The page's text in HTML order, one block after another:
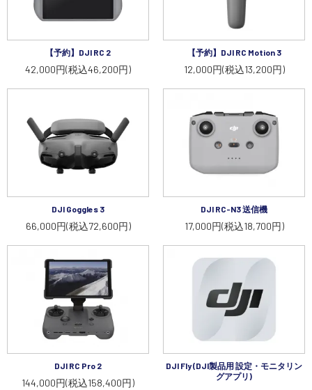
【予約】DJI RC 2
42,000円(税込46,200円)
【予約】DJI RC Motion 3
12,000円(税込13,200円)
DJI Goggles 3
66,000円(税込72,600円)
DJI RC-N3 送信機
17,000円(税込18,700円)
DJI RC Pro 2
144,000円(税込158,400円)
DJI Fly (DJI製品用 設定・モニタリン
グアプリ)